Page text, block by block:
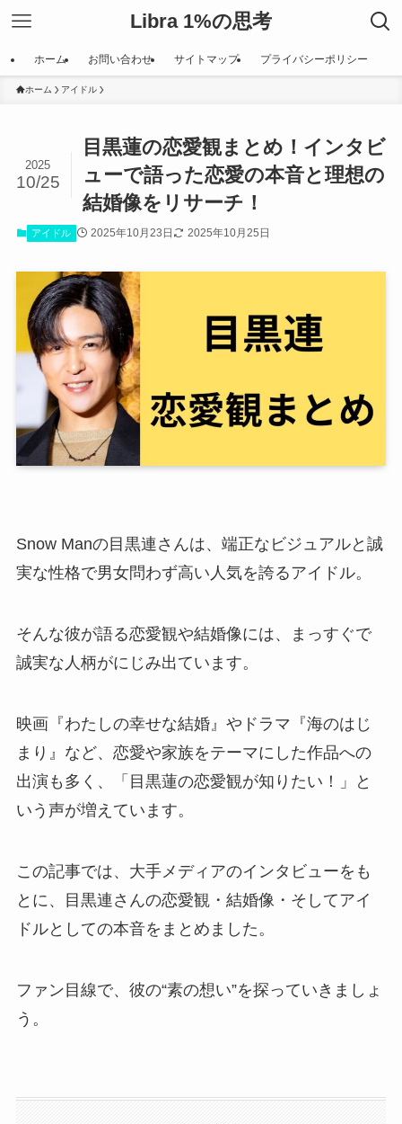
Libra 1%の思考
ホーム お問い合わせ サイトマップ プライバシーポリシー
ホーム アイドル
目黒蓮の恋愛観まとめ！インタビ
ューで語った恋愛の本音と理想の
結婚像をリサーチ！
2025
10/25
アイドル 2025年10月23日 2025年10月25日
Snow Manの目黒連さんは、端正なビジュアルと誠
実な性格で男女問わず高い人気を誇るアイドル。
そんな彼が語る恋愛観や結婚像には、まっすぐで
誠実な人柄がにじみ出ています。
映画『わたしの幸せな結婚』やドラマ『海のはじ
まり』など、恋愛や家族をテーマにした作品への
出演も多く、「目黒蓮の恋愛観が知りたい！」と
いう声が増えています。
この記事では、大手メディアのインタビューをも
とに、目黒連さんの恋愛観・結婚像・そしてアイ
ドルとしての本音をまとめました。
ファン目線で、彼の“素の想い”を探っていきましょ
う。